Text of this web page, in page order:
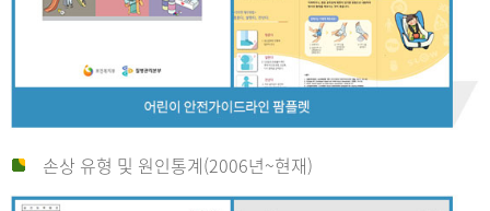
손상 유형 및 원인통계(2006년~현재)